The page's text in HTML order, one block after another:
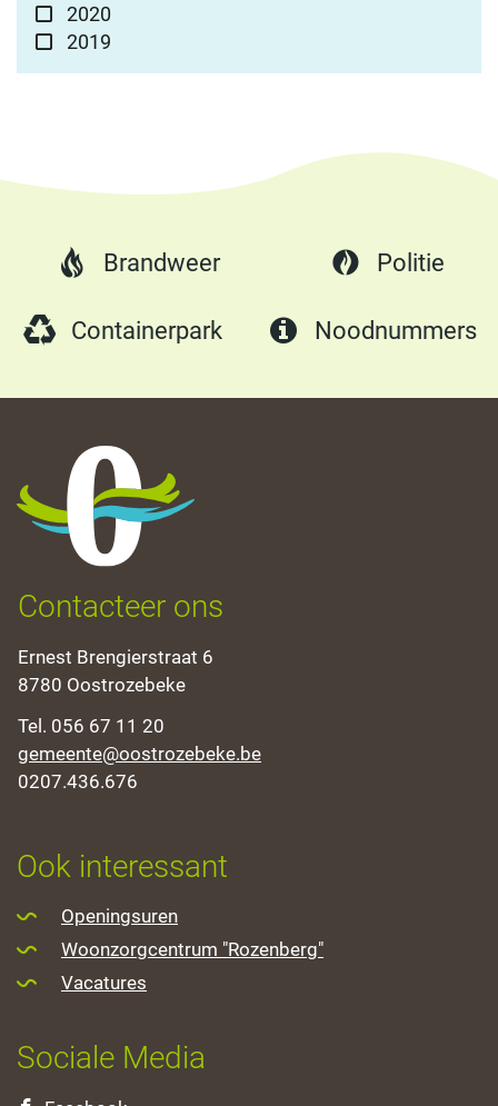
2020
2019
Brandweer Politie
Containerpark Noodnummers
Oostrozebeke
Contacteer ons
Adres
Ernest Brengierstraat 6
,8780 Oostrozebeke
Tel. 056 67 11 20
E-
mail
gemeente@oostrozebeke.be
Ondernemingsnummer
0207.436.676
Ook interessant
Openingsuren
Woonzorgcentrum "Rozenberg"
Vacatures
Sociale Media